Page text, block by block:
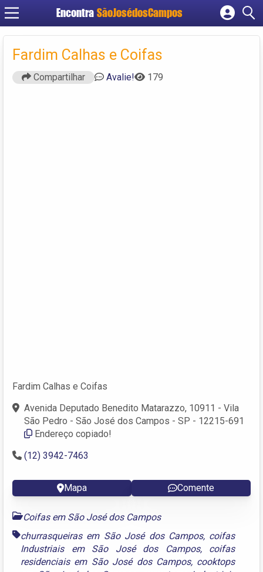
Encontra SãoJosédosCampos
Cadastrar empresa
Fazer login
Criar conta
Fardim Calhas e Coifas
Compartilhar Avalie! 179
Fardim Calhas e Coifas
Avenida Deputado Benedito Matarazzo, 10911 - Vila
São Pedro - São José dos Campos - SP - 12215-691
Endereço copiado!
(12) 3942-7463
Mapa Comente
Coifas em São José dos Campos
churrasqueiras em São José dos Campos, coifas
Industriais em São José dos Campos, coifas
residenciais em São José dos Campos, cooktops